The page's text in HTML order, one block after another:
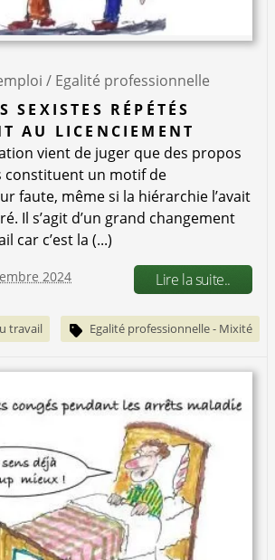
/ Egalité professionnelle
SEXISTES RÉPÉTÉS
AU LICENCIEMENT
vient de juger que des propos
constituent un motif de
faute, même si la hiérarchie l’avait
Il s’agit d’un grand changement
car c’est la (...)
2024 Lire la suite..
travail Egalité professionnelle - Mixité